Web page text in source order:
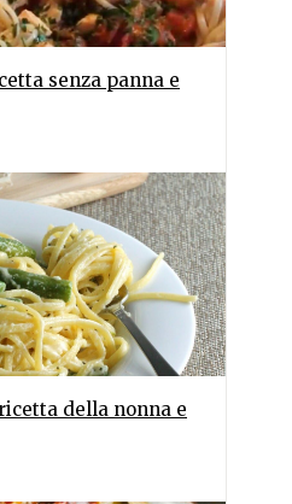
senza panna e
della nonna e